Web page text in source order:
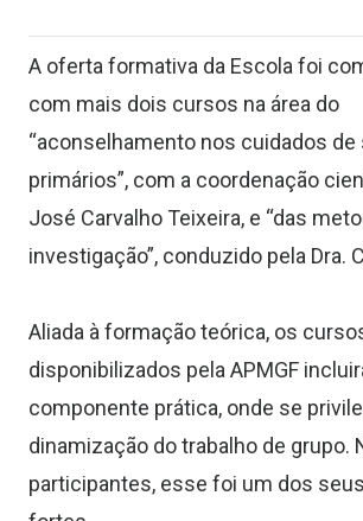
A oferta formativa da Escola foi
com mais dois cursos na área do
“aconselhamento nos cuidados de
primários”, com a coordenação
José Carvalho Teixeira, e “das
investigação”, conduzido pela Dra.
Aliada à formação teórica, os
disponibilizados pela APMGF
componente prática, onde se
dinamização do trabalho de grupo.
participantes, esse foi um dos